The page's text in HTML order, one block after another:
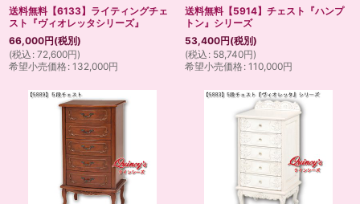
送料無料【6133】ライティングチェ
スト『ヴィオレッタシリーズ』
66,000円(税別)
(税込 : 72,600円)
希望小売価格: 132,000円
送料無料【5914】チェスト『ハンプ
トン』シリーズ
53,400円(税別)
(税込 : 58,740円)
希望小売価格: 110,000円